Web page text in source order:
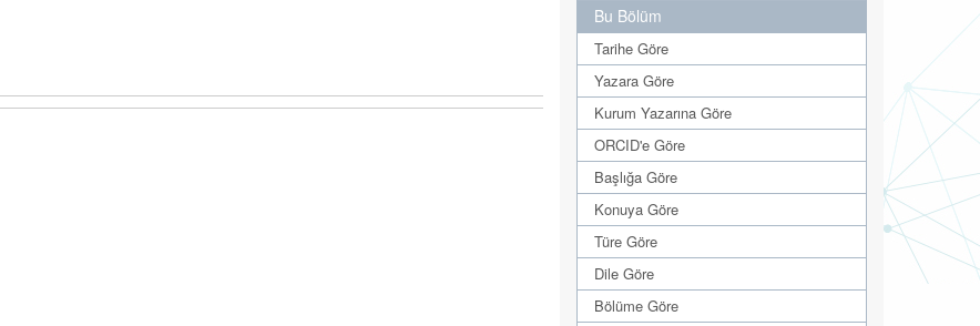
Bu Bölüm
Tarihe Göre
Yazara Göre
Kurum Yazarına Göre
ORCID'e Göre
Başlığa Göre
Konuya Göre
Türe Göre
Dile Göre
Bölüme Göre